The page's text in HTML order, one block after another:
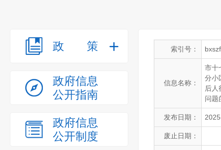
政策
政府信息
公开指南
政府信息
公开制度
索引号：
信息名称：
市十
分小
后人
问题
发布日期：
废止日期：